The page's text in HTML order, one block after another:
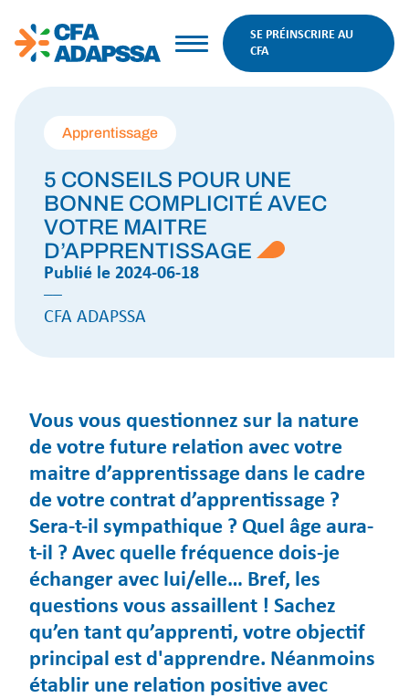
SE PRÉINSCRIRE AU
CFA
Apprentissage
5 CONSEILS POUR UNE
BONNE COMPLICITÉ AVEC
VOTRE MAITRE
D’APPRENTISSAGE
Publié le 2024-06-18
––
CFA ADAPSSA
Vous vous questionnez sur la nature
de votre future relation avec votre
maitre d’apprentissage dans le cadre
de votre contrat d’apprentissage ?
Sera-t-il sympathique ? Quel âge aura-
t-il ? Avec quelle fréquence dois-je
échanger avec lui/elle… Bref, les
questions vous assaillent ! Sachez
qu’en tant qu’apprenti, votre objectif
principal est d'apprendre. Néanmoins
établir une relation positive avec